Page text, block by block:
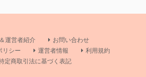
運営者紹介
お問い合わせ
リシー
運営者情報
利用規約
定商取引法に基づく表記